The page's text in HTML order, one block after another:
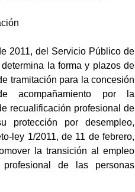
2011, del Servicio Público de
la forma y plazos de
tramitación para la concesión
acompañamiento por la
recualificación profesional de
protección por desempleo,
ley 1/2011, de 11 de febrero,
la transición al empleo
de las personas